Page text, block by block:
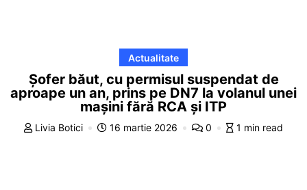
Actualitate
Șofer băut, cu permisul suspendat de
aproape un an, prins pe DN7 la volanul unei
mașini fără RCA și ITP
Livia Botici 16 martie 2026 0 1 min read